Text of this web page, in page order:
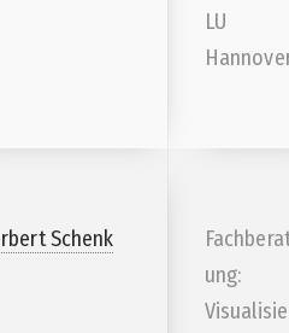
LU
Schenk
ung: